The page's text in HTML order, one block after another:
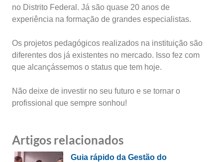
no Distrito Federal. Já são quase 20 anos de
experiência na formação de grandes especialistas.
Os projetos pedagógicos realizados na instituição são
diferentes dos já existentes no mercado. Isso fez com
que alcançássemos o status que tem hoje.
Não deixe de investir no seu futuro e se tornar o
profissional que sempre sonhou!
Artigos relacionados
Guia rápido da Gestão do